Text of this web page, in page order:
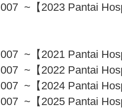
007 ~【2023 Pantai
007 ~【2021 Pantai
007 ~【2022 Pantai
007 ~【2024 Pantai
007 ~【2025 Pantai